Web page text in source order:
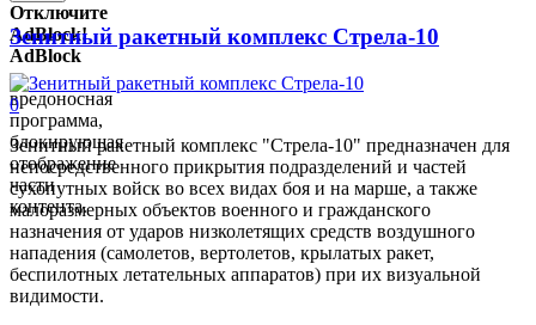
Отключите
AdBlock!
AdBlock
—
вредоносная
программа,
блокирующая
отображение
части
контента.
Зенитный ракетный комплекс Стрела-10
0
Зенитный ракетный комплекс "Стрела-10" предназначен для
непосредственного прикрытия подразделений и частей
сухопутных войск во всех видах боя и на марше, а также
малоразмерных объектов военного и гражданского
назначения от ударов низколетящих средств воздушного
нападения (самолетов, вертолетов, крылатых ракет,
беспилотных летательных аппаратов) при их визуальной
видимости.